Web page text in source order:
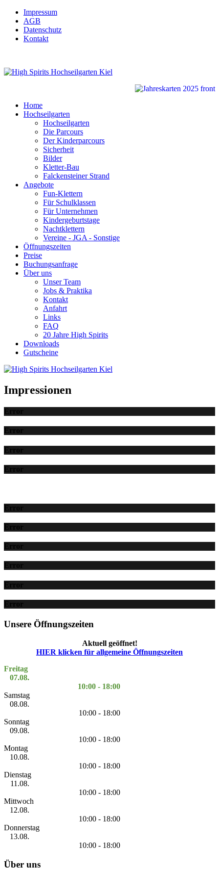
Impressum
AGB
Datenschutz
Kontakt
Home
Hochseilgarten
Hochseilgarten
Die Parcours
Der Kinderparcours
Sicherheit
Bilder
Kletter-Bau
Falckensteiner Strand
Angebote
Fun-Klettern
Für Schulklassen
Für Unternehmen
Kindergeburtstage
Nachtklettern
Vereine - JGA - Sonstige
Öffnungszeiten
Preise
Buchungsanfrage
Über uns
Unser Team
Jobs & Praktika
Kontakt
Anfahrt
Links
FAQ
20 Jahre High Spirits
Downloads
Gutscheine
Impressionen
Error
Error
Error
Error
Error
Error
Error
Error
Error
Error
Unsere Öffnungszeiten
Aktuell geöffnet!
HIER klicken für allgemeine Öffnungszeiten
Freitag
07.08.
10:00 - 18:00
Samstag
08.08.
10:00 - 18:00
Sonntag
09.08.
10:00 - 18:00
Montag
10.08.
10:00 - 18:00
Dienstag
11.08.
10:00 - 18:00
Mittwoch
12.08.
10:00 - 18:00
Donnerstag
13.08.
10:00 - 18:00
Über uns